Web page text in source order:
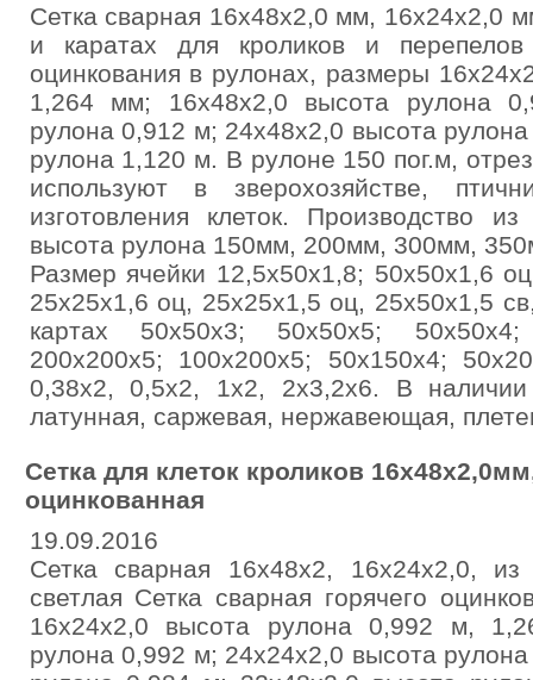
Сетка сварная 16х48х2,0 мм, 16х24х2,0
и каратах для кроликов и перепелов
оцинкования в рулонах, размеры
1,264 мм; 16х48х2,0 высота рулона
рулона 0,912 м; 24х48х2,0 высота
рулона 1,120 м. В рулоне 150 пог.м,
используют в зверохозяйстве,
изготовления клеток. Производство
высота рулона 150мм, 200мм, 300мм,
Размер ячейки 12,5х50х1,8; 50х50х1,6
25х25х1,6 оц, 25х25х1,5 оц, 25х50х1,5
картах 50х50х3; 50х50х5;
200х200х5; 100х200х5; 50х150х4;
0,38х2, 0,5х2, 1х2, 2х3,2х6. В
латунная, саржевая, нержавеющая,
Сетка для клеток кроликов
оцинкованная
19.09.2016
Сетка сварная 16х48х2, 16х24х2,0, из
светлая Сетка сварная горячего
16х24х2,0 высота рулона 0,992 м,
рулона 0,992 м; 24х24х2,0 высота